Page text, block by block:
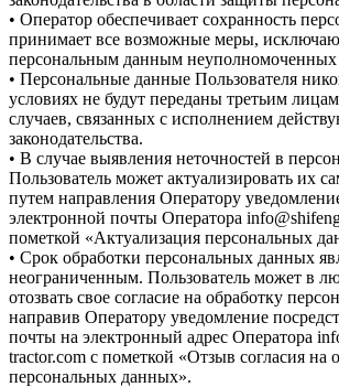
• Оператор обеспечивает сохранность
принимает все возможные меры,
персональным данным
• Персональные данные Пользователя
условиях не будут переданы третьим
случаев, связанных с исполнением
законодательства.
• В случае выявления неточностей в
Пользователь может актуализировать их
путем направления Оператору
электронной почты Оператора
пометкой «Актуализация персональных
• Срок обработки персональных данных
неограниченным. Пользователь может в
отозвать свое согласие на обработку
направив Оператору уведомление
почты на электронный адрес Оператора
tractor.com с пометкой «Отзыв согласия на
персональных данных».